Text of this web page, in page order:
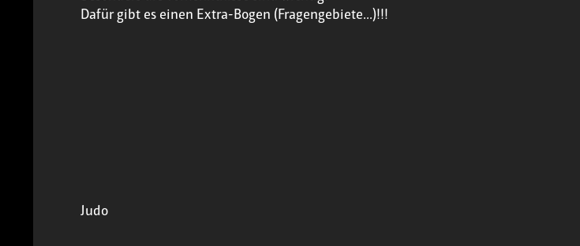
Dafür gibt es einen Extra-Bogen (Fragengebiete...)!!!
Judo